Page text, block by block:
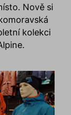
Nově si
kolekci